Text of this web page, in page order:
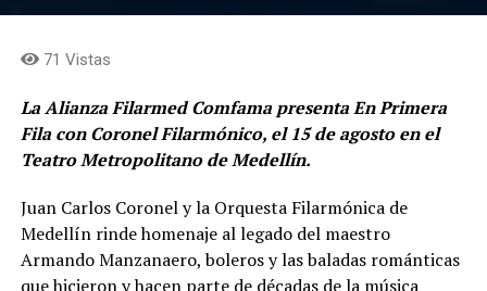
71 Vistas
La Alianza Filarmed Comfama presenta En Primera
Fila con Coronel Filarmónico, el 15 de agosto en el
Teatro Metropolitano de Medellín.
Juan Carlos Coronel y la Orquesta Filarmónica de
Medellín rinde homenaje al legado del maestro
Armando Manzanaero, boleros y las baladas románticas
que hicieron y hacen parte de décadas de la música